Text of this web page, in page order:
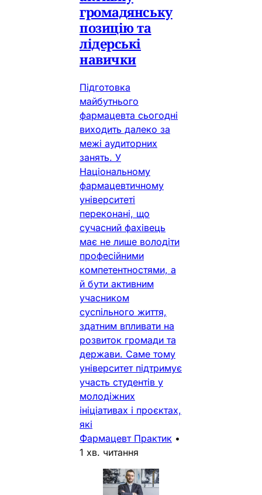
громадянську
позицію та
лідерські
навички
Підготовка
майбутнього
фармацевта сьогодні
виходить далеко за
межі аудиторних
занять. У
Національному
фармацевтичному
університеті
переконані, що
сучасний фахівець
має не лише володіти
професійними
компетентностями, а
й бути активним
учасником
суспільного життя,
здатним впливати на
розвиток громади та
держави. Саме тому
університет підтримує
участь студентів у
молодіжних
ініціативах і проєктах,
які
Фармацевт Практик •
1 хв. читання